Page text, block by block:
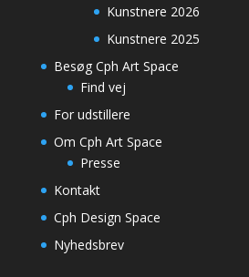
Kunstnere 2026
Kunstnere 2025
Besøg Cph Art Space
Find vej
For udstillere
Om Cph Art Space
Presse
Kontakt
Cph Design Space
Nyhedsbrev